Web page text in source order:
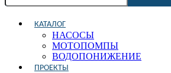
КАТАЛОГ
НАСОСЫ
МОТОПОМПЫ
ВОДОПОНИЖЕНИЕ
ПРОЕКТЫ